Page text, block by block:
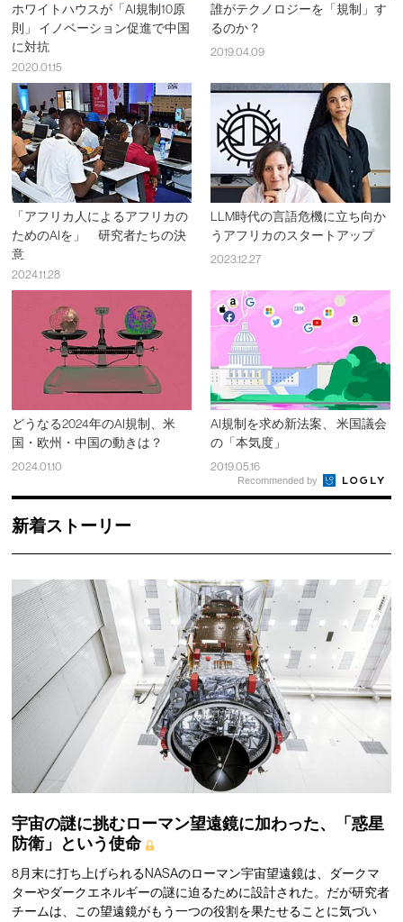
ホワイトハウスが「AI規制10原
則」 イノベーション促進で中国
に対抗
2020.01.15
誰がテクノロジーを「規制」す
るのか？
2019.04.09
「アフリカ人によるアフリカの
ためのAIを」 研究者たちの決
意
2024.11.28
LLM時代の言語危機に立ち向か
うアフリカのスタートアップ
2023.12.27
どうなる2024年のAI規制、米
国・欧州・中国の動きは？
2024.01.10
AI規制を求め新法案、 米国議会
の「本気度」
2019.05.16
Recommended by
新着ストーリー
宇宙の謎に挑むローマン望遠鏡に加わった、「惑星
防衛」という使命
8月末に打ち上げられるNASAのローマン宇宙望遠鏡は、ダークマ
ターやダークエネルギーの謎に迫るために設計された。だが研究者
チームは、この望遠鏡がもう一つの役割を果たせることに気づい